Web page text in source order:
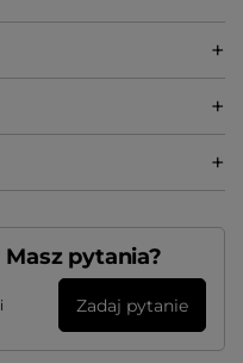
pytania?
Zadaj pytanie